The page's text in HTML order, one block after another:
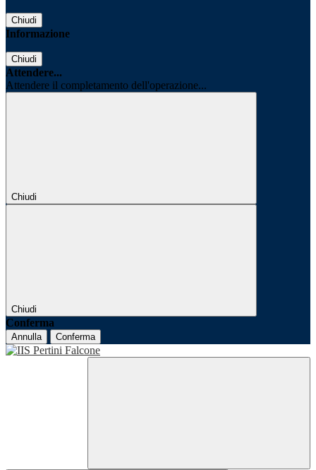
Chiudi
Informazione
Chiudi
Attendere...
Attendere il completamento dell'operazione...
Chiudi
Chiudi
Conferma
Annulla Conferma